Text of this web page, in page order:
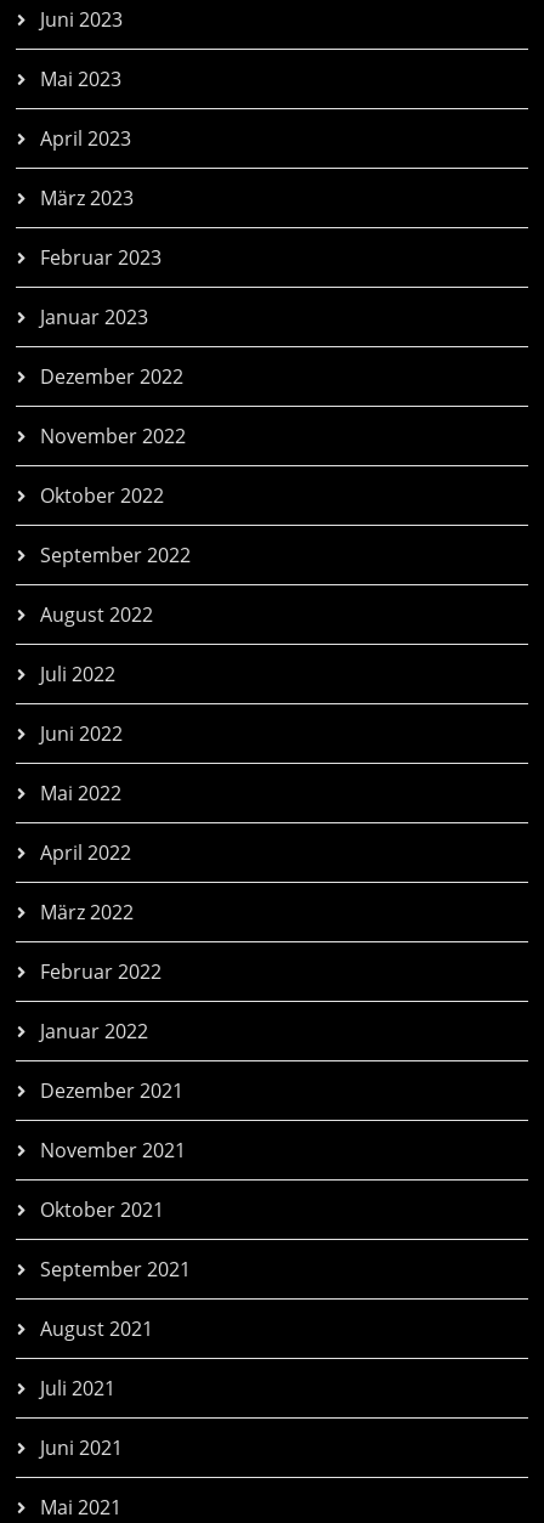
Juni 2023
Mai 2023
April 2023
März 2023
Februar 2023
Januar 2023
Dezember 2022
November 2022
Oktober 2022
September 2022
August 2022
Juli 2022
Juni 2022
Mai 2022
April 2022
März 2022
Februar 2022
Januar 2022
Dezember 2021
November 2021
Oktober 2021
September 2021
August 2021
Juli 2021
Juni 2021
Mai 2021